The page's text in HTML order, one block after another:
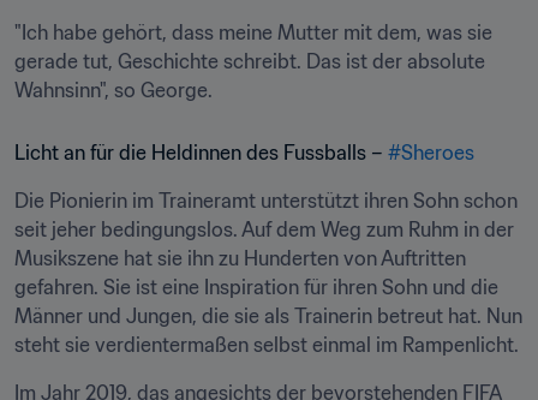
"Ich habe gehört, dass meine Mutter mit dem, was sie
gerade tut, Geschichte schreibt. Das ist der absolute
Wahnsinn", so George.
Licht an für die Heldinnen des Fussballs – #Sheroes
Die Pionierin im Traineramt unterstützt ihren Sohn schon
seit jeher bedingungslos. Auf dem Weg zum Ruhm in der
Musikszene hat sie ihn zu Hunderten von Auftritten
gefahren. Sie ist eine Inspiration für ihren Sohn und die
Männer und Jungen, die sie als Trainerin betreut hat. Nun
steht sie verdientermaßen selbst einmal im Rampenlicht.
Im Jahr 2019, das angesichts der bevorstehenden FIFA